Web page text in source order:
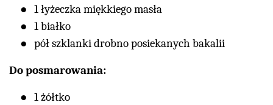
1 łyżeczka miękkiego masła
1 białko
pół szklanki drobno posiekanych bakalii
Do posmarowania:
1 żółtko